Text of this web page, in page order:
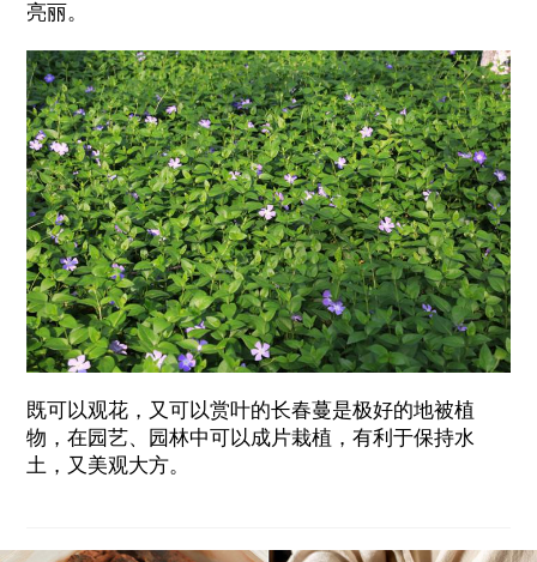
亮丽。
既可以观花，又可以赏叶的长春蔓是极好的地被植
物，在园艺、园林中可以成片栽植，有利于保持水
土，又美观大方。